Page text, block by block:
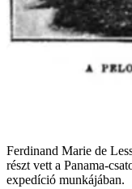
Ferdinand Marie de
részt vett a Panama-
expedíció munkájában.